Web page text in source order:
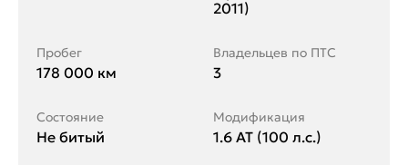
2011)
Пробег
178 000 км
Владельцев по ПТС
3
Состояние
Не битый
Модификация
1.6 AT (100 л.с.)